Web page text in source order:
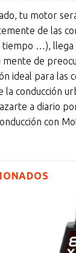
tu motor
de las
tiempo …), llega
de
ideal para las
la conducción
a diario
con